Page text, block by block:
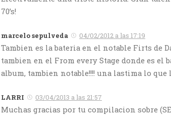
70’s!
marcelo sepulveda 04/02/2012 a las 17:19
Tambien es la bateria en el notable Firts de
tambien en el From every Stage donde es el
album, tambien notable!!!! una lastima lo que
LARRI 03/04/2013 a las 21:57
Muchas gracias por tu compilacion sobre